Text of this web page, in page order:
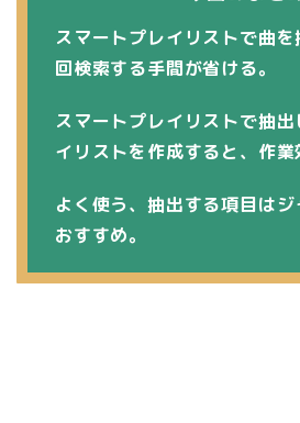
スマートプレイリストで曲
回検索する手間が省ける。
スマートプレイリストで抽
イリストを作成すると、作業
よく使う、抽出する項目は
おすすめ。